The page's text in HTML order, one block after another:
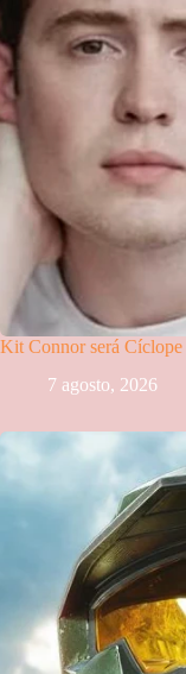
Kit Connor será
7 agosto, 2026